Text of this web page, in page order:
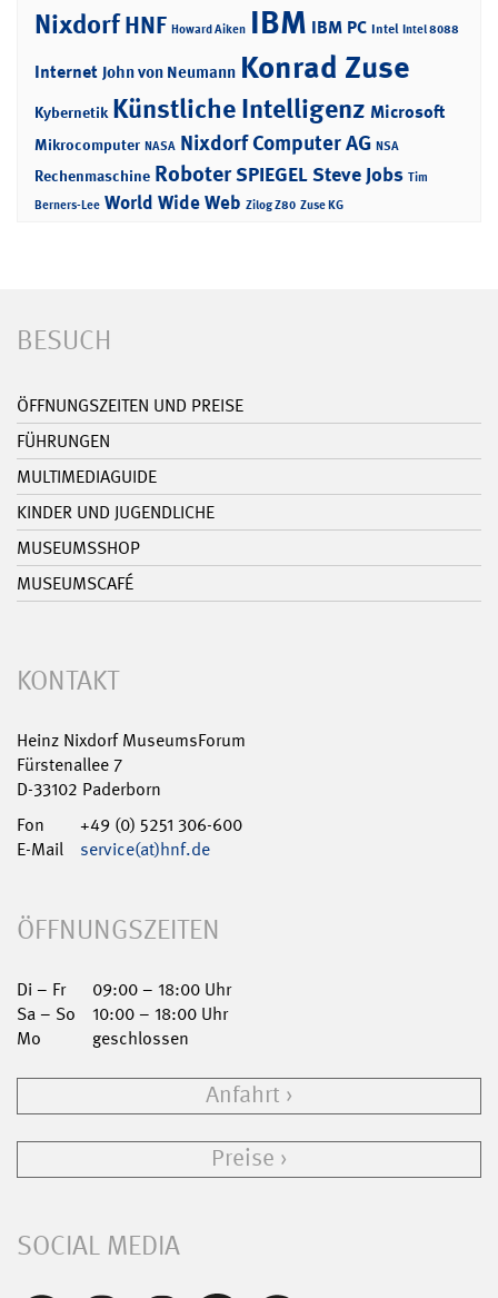
NixdorfHNF Howard Aiken IBM IBM PC Intel Intel 8088
Internet John von Neumann Konrad Zuse
Kybernetik Künstliche Intelligenz Microsoft
Mikrocomputer NASA Nixdorf Computer AG NSA
Rechenmaschine RoboterSPIEGELSteve Jobs Tim
Berners-Lee World Wide Web Zilog Z80 Zuse KG
BESUCH
ÖFFNUNGSZEITEN UND PREISE
FÜHRUNGEN
MULTIMEDIAGUIDE
KINDER UND JUGENDLICHE
MUSEUMSSHOP
MUSEUMSCAFÉ
KONTAKT
Heinz Nixdorf MuseumsForum
Fürstenallee 7
D-33102 Paderborn
Fon
+49 (0) 5251 306-600
E-Mail
service(at)hnf.de
ÖFFNUNGSZEITEN
Di – Fr
09:00 – 18:00 Uhr
Sa – So
10:00 – 18:00 Uhr
Mo
geschlossen
Anfahrt
Preise
SOCIAL MEDIA